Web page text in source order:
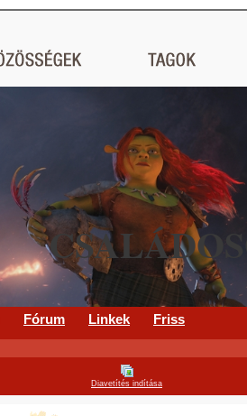
Fórum Linkek Friss
Diavetítés indítása